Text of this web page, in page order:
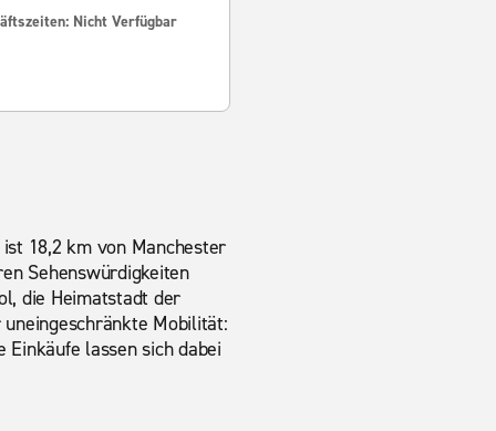
Nicht Verfügbar
18,2 km von Manchester
Sehenswürdigkeiten
die Heimatstadt der
Mobilität:
lassen sich dabei